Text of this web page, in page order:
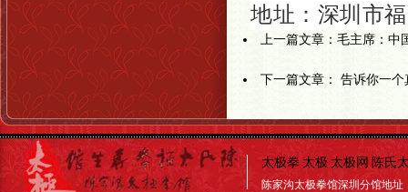
地址：深圳市
上一篇文章： 毛主席：中
下一篇文章： 告诉你一个
太极拳 太极 太极网 陈氏
陈家沟太极拳馆深圳分馆地